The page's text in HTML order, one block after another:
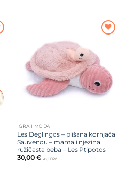
IGRA I MODA
Les Deglingos – plišana kornjača
Sauvenou – mama i njezina
ružičasta beba – Les Ptipotos
30,00 € uklj. PDV